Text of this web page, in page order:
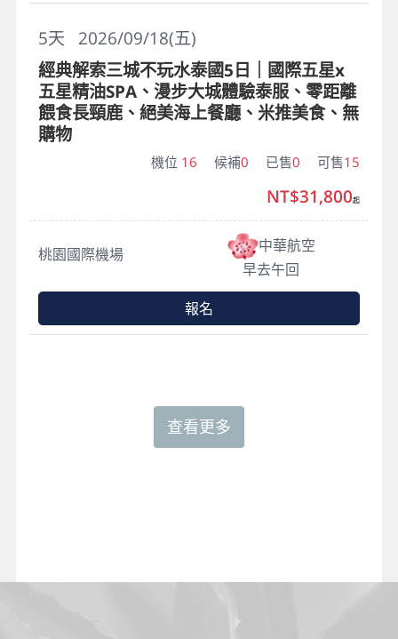
2026/09/18(五)
5天
經典解索三城不玩水泰國5日｜國際五星x
五星精油SPA、漫步大城體驗泰服、零距離
餵食長頸鹿、絕美海上餐廳、米推美食、無
購物
機位 16 候補0 已售0 可售15
桃園國際機場
中華航空
早去午回
NT$31,800起
報名
查看更多